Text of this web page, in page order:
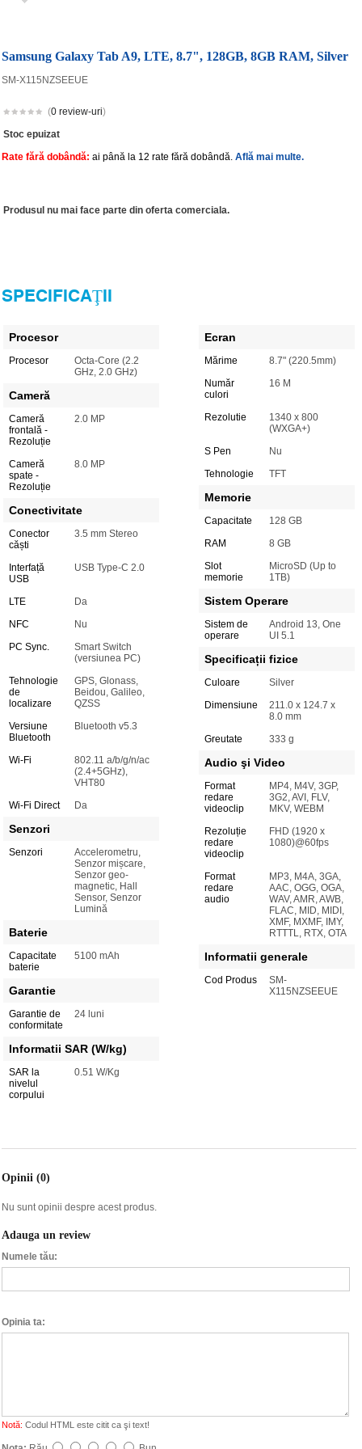
Samsung Galaxy Tab A9, LTE, 8.7", 128GB, 8GB RAM, Silver
SM-X115NZSEEUE
(0 review-uri)
Stoc epuizat
Rate fără dobândă: ai până la 12 rate fără dobândă.Află mai multe.
Produsul nu mai face parte din oferta comerciala.
SPECIFICAŢII
Procesor
Procesor
Octa-Core (2.2
GHz, 2.0 GHz)
Cameră
Cameră
frontală -
Rezoluție
2.0 MP
Cameră
spate -
Rezoluție
8.0 MP
Conectivitate
Conector
căști
3.5 mm Stereo
Interfață
USB
USB Type-C 2.0
LTE
Da
NFC
Nu
PC Sync.
Smart Switch
(versiunea PC)
Tehnologie
de
localizare
GPS, Glonass,
Beidou, Galileo,
QZSS
Versiune
Bluetooth
Bluetooth v5.3
Wi-Fi
802.11 a/b/g/n/ac
(2.4+5GHz),
VHT80
Wi-Fi Direct
Da
Senzori
Senzori
Accelerometru,
Senzor mișcare,
Senzor geo-
magnetic, Hall
Sensor, Senzor
Lumină
Baterie
Capacitate
baterie
5100 mAh
Garantie
Garantie de
conformitate
24 luni
Informatii SAR (W/kg)
SAR la
nivelul
corpului
0.51 W/Kg
Ecran
Mărime
8.7" (220.5mm)
Număr
culori
16 M
Rezolutie
1340 x 800
(WXGA+)
S Pen
Nu
Tehnologie
TFT
Memorie
Capacitate
128 GB
RAM
8 GB
Slot
memorie
MicroSD (Up to
1TB)
Sistem Operare
Sistem de
operare
Android 13, One
UI 5.1
Specificații fizice
Culoare
Silver
Dimensiune
211.0 x 124.7 x
8.0 mm
Greutate
333 g
Audio şi Video
Format
redare
videoclip
MP4, M4V, 3GP,
3G2, AVI, FLV,
MKV, WEBM
Rezoluție
redare
videoclip
FHD (1920 x
1080)@60fps
Format
redare
audio
MP3, M4A, 3GA,
AAC, OGG, OGA,
WAV, AMR, AWB,
FLAC, MID, MIDI,
XMF, MXMF, IMY,
RTTTL, RTX, OTA
Informatii generale
Cod Produs
SM-
X115NZSEEUE
Opinii (0)
Nu sunt opinii despre acest produs.
Adauga un review
Numele tău:
Opinia ta:
Notă: Codul HTML este citit ca şi text!